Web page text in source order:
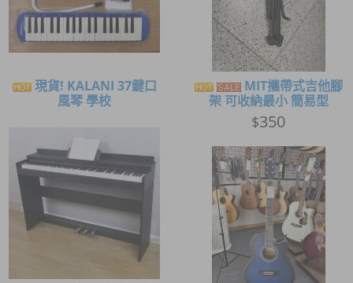
現貨! KALANI 37鍵口
風琴 學校
MIT攜帶式吉他腳
架 可收納最小 簡易型
$350